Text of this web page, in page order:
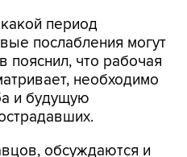
период
послабления могут
что рабочая
необходимо
и будущую
обсуждаются и